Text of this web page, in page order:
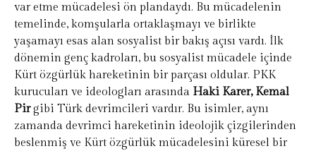
var etme mücadelesi ön plandaydı. Bu mücadelenin
temelinde, komşularla ortaklaşmayı ve birlikte
yaşamayı esas alan sosyalist bir bakış açısı vardı. İlk
dönemin genç kadroları, bu sosyalist mücadele içinde
Kürt özgürlük hareketinin bir parçası oldular. PKK
kurucuları ve ideologları arasında Haki Karer, Kemal
Pirgibi Türk devrimcileri vardır. Bu isimler, aynı
zamanda devrimci hareketinin ideolojik çizgilerinden
beslenmiş ve Kürt özgürlük mücadelesini küresel bir